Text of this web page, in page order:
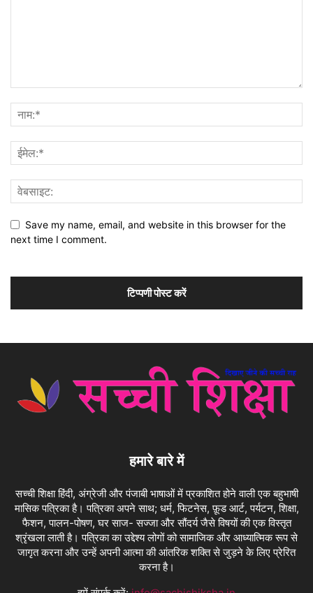
Save my name, email, and website in this browser for the
next time I comment.
हमारे बारे में
सच्ची शिक्षा हिंदी, अंग्रेजी और पंजाबी भाषाओं में प्रकाशित होने वाली एक बहुभाषी
मासिक पत्रिका है। पत्रिका अपने साथ; धर्म, फिटनेस, फ़ूड आर्ट, पर्यटन, शिक्षा,
फैशन, पालन-पोषण, घर साज- सज्जा और सौंदर्य जैसे विषयों की एक विस्तृत
श्रृंखला लाती है। पत्रिका का उद्देश्य लोगों को सामाजिक और आध्यात्मिक रूप से
जागृत करना और उन्हें अपनी आत्मा की आंतरिक शक्ति से जुड़ने के लिए प्रेरित
करना है।